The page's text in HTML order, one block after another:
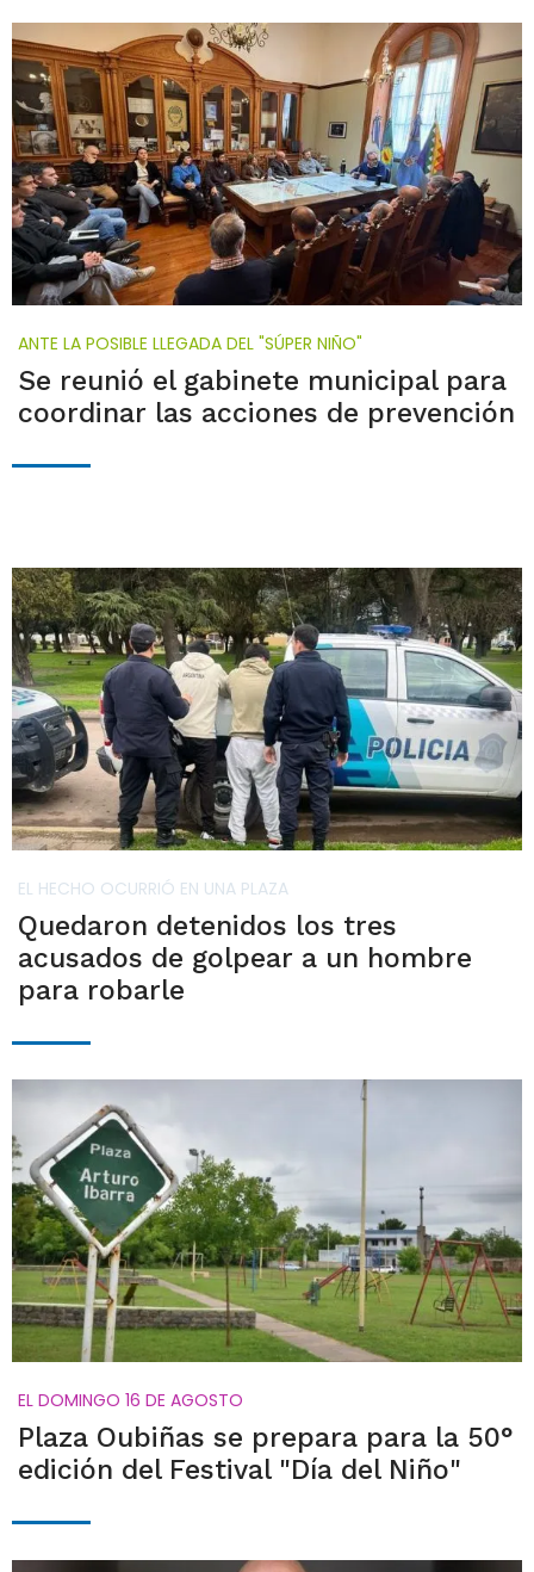
ANTE LA POSIBLE LLEGADA DEL "SÚPER NIÑO"
Se reunió el gabinete municipal para
coordinar las acciones de prevención
EL HECHO OCURRIÓ EN UNA PLAZA
Quedaron detenidos los tres
acusados de golpear a un hombre
para robarle
EL DOMINGO 16 DE AGOSTO
Plaza Oubiñas se prepara para la 50°
edición del Festival "Día del Niño"